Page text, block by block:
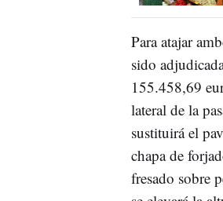
Para atajar
sido
155.458,69
lateral de la
sustituirá el
chapa de
fresado sobre